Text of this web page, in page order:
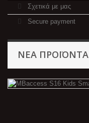
Σχετικά με μας
Secure payment
ΝΈΑ ΠΡΟΪΌΝΤΑ